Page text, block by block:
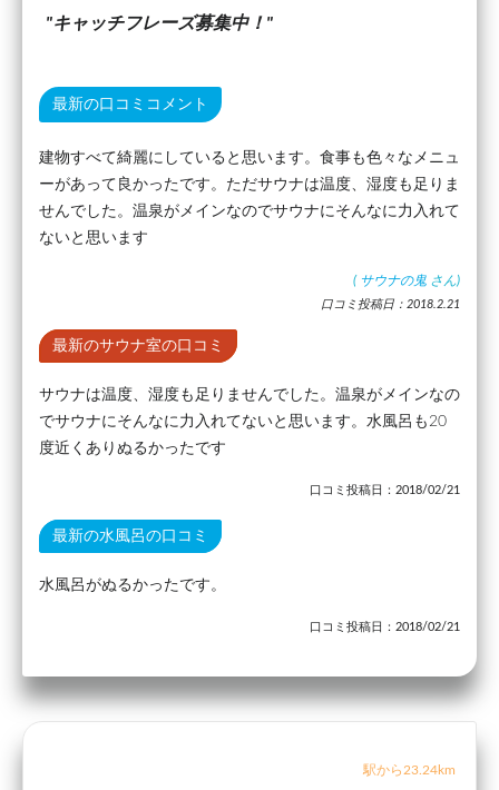
キャッチフレーズ募集中！
最新の口コミコメント
建物すべて綺麗にしていると思います。食事も色々なメニュ
ーがあって良かったです。ただサウナは温度、湿度も足りま
せんでした。温泉がメインなのでサウナにそんなに力入れて
ないと思います
( サウナの鬼 さん)
口コミ投稿日：2018.2.21
最新のサウナ室の口コミ
サウナは温度、湿度も足りませんでした。温泉がメインなの
でサウナにそんなに力入れてないと思います。水風呂も20
度近くありぬるかったです
口コミ投稿日：2018/02/21
最新の水風呂の口コミ
水風呂がぬるかったです。
口コミ投稿日：2018/02/21
駅から23.24km